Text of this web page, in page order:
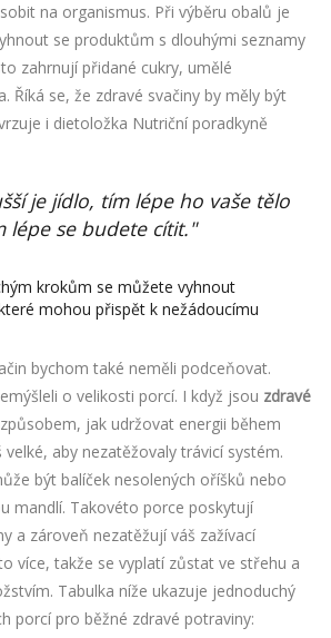
na organismus. Při výběru obalů je
se produktům s dlouhými seznamy
zahrnují přidané cukry, umělé
Říká se, že zdravé svačiny by měly být
i dietoložka Nutriční poradkyně
je jídlo, tím lépe ho vaše tělo
lépe se budete cítit."
krokům se můžete vyhnout
mohou přispět k nežádoucímu
bychom také neměli podceňovat.
o velikosti porcí. I když jsou zdravé
jak udržovat energii během
aby nezatěžovaly trávicí systém.
být balíček nesolených oříšků nebo
mandlí. Takovéto porce poskytují
a zároveň nezatěžují váš zažívací
více, takže se vyplatí zůstat ve střehu a
Tabulka níže ukazuje jednoduchý
porcí pro běžné zdravé potraviny: